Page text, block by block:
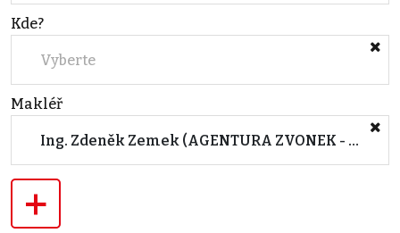
Kde?
Vyberte
Makléř
Ing. Zdeněk Zemek (AGENTURA ZVONEK - Pod Babou, Zlín)
+